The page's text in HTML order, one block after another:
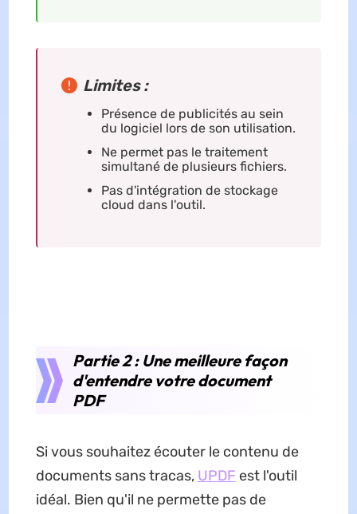
Limites :
Présence de publicités au sein
du logiciel lors de son utilisation.
Ne permet pas le traitement
simultané de plusieurs fichiers.
Pas d'intégration de stockage
cloud dans l'outil.
Partie 2 : Une meilleure façon
d'entendre votre document
PDF
Si vous souhaitez écouter le contenu de
documents sans tracas, UPDF est l'outil
idéal. Bien qu'il ne permette pas de